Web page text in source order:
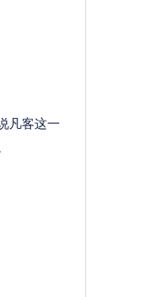
凡客这一